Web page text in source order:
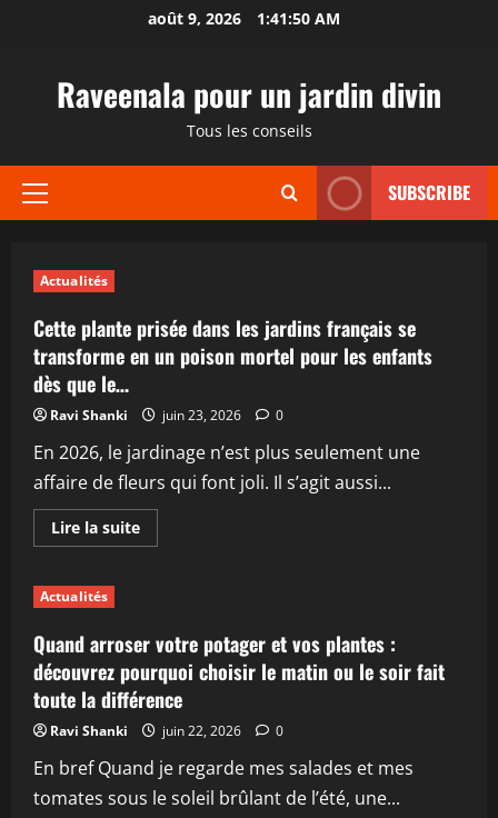
août 9, 2026 1:41:51 AM
Raveenala pour un jardin divin
Tous les conseils
Menu
SUBSCRIBE
Actualités
Cette plante prisée dans les jardins français se
transforme en un poison mortel pour les enfants
dès que le…
Ravi Shanki juin 23, 2026 0
En 2026, le jardinage n’est plus seulement une
affaire de fleurs qui font joli. Il s’agit aussi...
Lire la suiteEn
savoir
dans
les
jardins
français
se
transforme
en
un
poison
mortel
pour
les
Actualités
Quand arroser votre potager et vos plantes :
découvrez pourquoi choisir le matin ou le soir fait
toute la différence
Ravi Shanki juin 22, 2026 0
En bref Quand je regarde mes salades et mes
tomates sous le soleil brûlant de l’été, une...